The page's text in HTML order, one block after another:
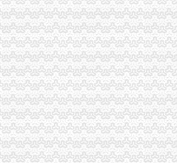
互动问答
够要借高利贷_新闻中心_正义网
痘（图）_大成网_腾讯网
司
应